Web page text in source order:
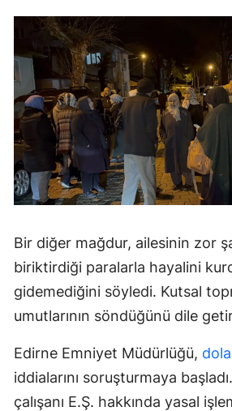
Bir diğer mağdur, ailesinin zor
biriktirdiği paralarla hayalini
gidemediğini söyledi. Kutsal
umutlarının söndüğünü dile
Edirne Emniyet Müdürlüğü,
iddialarını soruşturmaya
çalışanı E.Ş. hakkında yasal